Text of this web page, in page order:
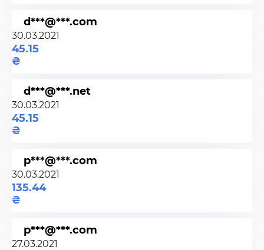
d***@***.com
30.03.2021
45.15
d***@***.net
30.03.2021
45.15
p***@***.com
30.03.2021
135.44
p***@***.com
27.03.2021